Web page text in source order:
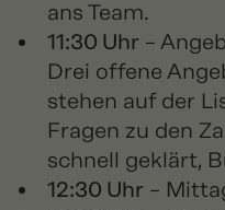
ans Team.
11:30 Uhr –
Drei offene
stehen auf der
Fragen zu den
schnell geklärt,
12:30 Uhr –